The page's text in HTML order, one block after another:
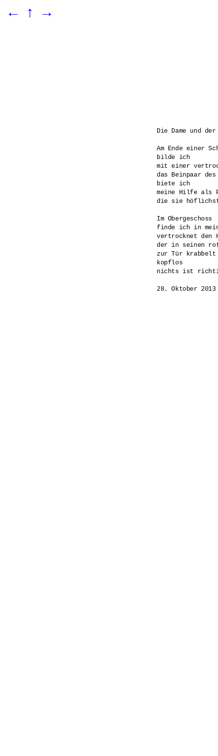
← ↑ →
Die Dame und
Am Ende einer
bilde ich
mit einer
das Beinpaar des
biete ich
meine Hilfe als
die sie höflichst
Im Obergeschoss
finde ich in
vertrocknet den
der in seinen
zur Tür krabbelt
kopflos
nichts ist
28. Oktober 2013